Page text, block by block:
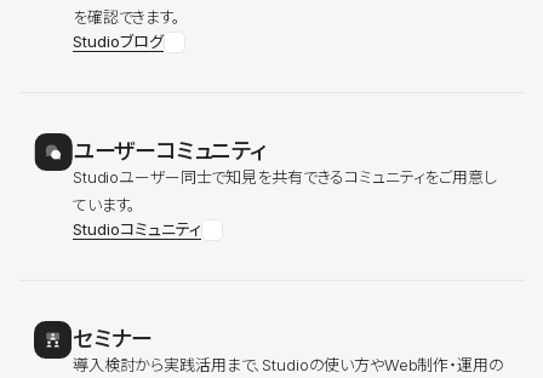
を確認できます。
Studioブログ
ユーザーコミュニティ
Studioユーザー同士で知見を共有できるコミュニティをご用意し
ています。
Studioコミュニティ
セミナー
導入検討から実践活用まで、Studioの使い方やWeb制作・運用の